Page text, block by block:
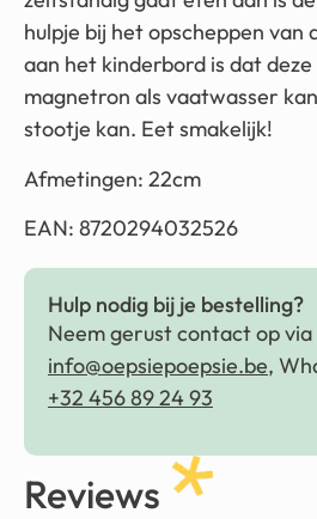
hulpje bij het opscheppen van
aan het kinderbord is dat deze
magnetron als vaatwasser
stootje kan. Eet smakelijk!
Afmetingen: 22cm
EAN: 8720294032526
Hulp nodig bij je bestelling?
Neem gerust contact op via
info@oepsiepoepsie.be,
+32 456 89 24 93
Reviews